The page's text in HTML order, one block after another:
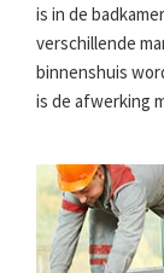
is in de
verschillende
binnenshuis
is de afwerking